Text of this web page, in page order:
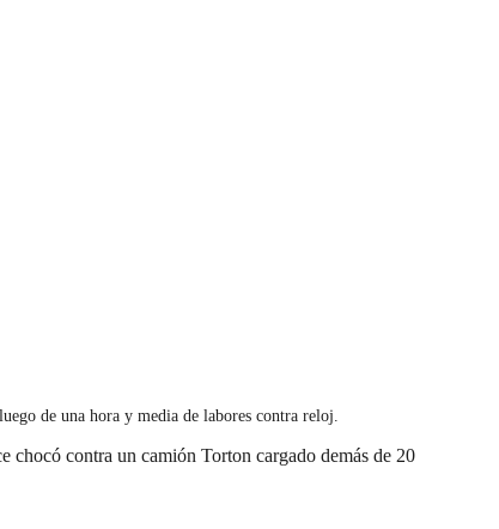
de una hora y media de labores contra reloj.
contra un camión Torton cargado demás de 20